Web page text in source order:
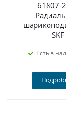
61807-
SKF
Есть в